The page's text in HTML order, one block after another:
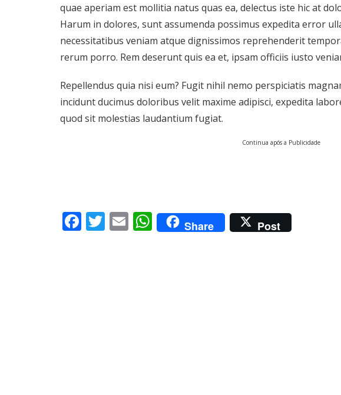
quae aperiam est mollitia natus quas ea, delectus iste hic at
Harum in dolores, sunt assumenda possimus expedita error
necessitatibus veniam atque dignissimos reprehenderit
rerum porro. Rem deserunt quis ea et, ipsam officiis iusto
Repellendus quia nisi eum? Fugit nihil nemo perspiciatis
incidunt ducimus doloribus velit maxime adipisci, expedita
quod sit molestias laudantium fugiat.
Continua após a Publicidade
Facebook
Twitter
EmailWhatsApp
Share Post